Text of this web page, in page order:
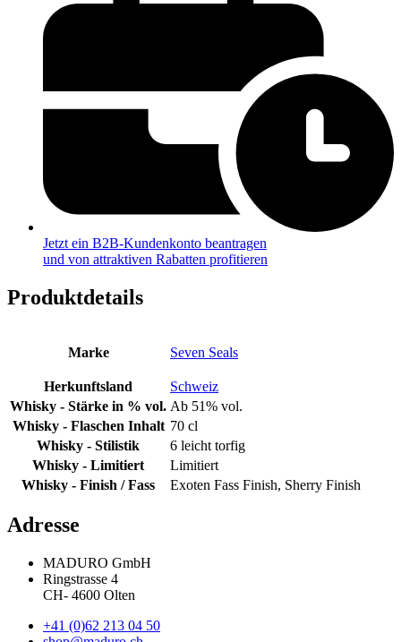
Jetzt ein B2B-Kundenkonto beantragen
und von attraktiven Rabatten profitieren
Produktdetails
Marke Seven Seals
Herkunftsland
Schweiz
Whisky - Stärke in % vol. Ab 51% vol.
Whisky - Flaschen Inhalt 70 cl
Whisky - Stilistik
6 leicht torfig
Whisky - Limitiert
Limitiert
Whisky - Finish / Fass
Exoten Fass Finish, Sherry Finish
Adresse
MADURO GmbH
Ringstrasse 4
CH- 4600 Olten
+41 (0)62 213 04 50